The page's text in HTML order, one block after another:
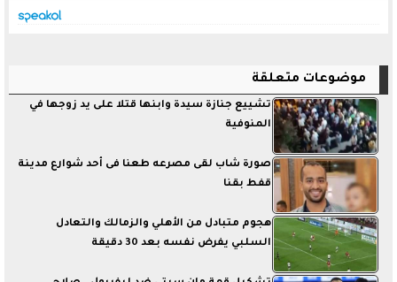
موضوعات متعلقة
تشييع جنازة سيدة وابنها قتلا على يد زوجها في
المنوفية
صورة شاب لقى مصرعه طعنا فى أحد شوارع مدينة
قفط بقنا
هجوم متبادل من الأهلي والزمالك والتعادل
السلبي يفرض نفسه بعد 30 دقيقة